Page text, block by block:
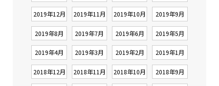
2019年12月 2019年11月 2019年10月 2019年9月
2019年8月 2019年7月 2019年6月 2019年5月
2019年4月 2019年3月 2019年2月 2019年1月
2018年12月 2018年11月 2018年10月 2018年9月